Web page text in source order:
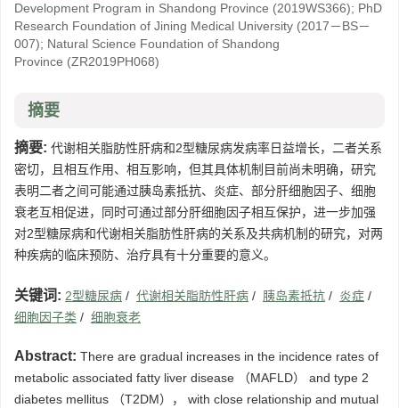
Development Program in Shandong Province (2019WS366); PhD
Research Foundation of Jining Medical University (2017－BS－
007); Natural Science Foundation of Shandong
Province (ZR2019PH068)
摘要
摘要: 代谢相关脂肪性肝病和2型糖尿病发病率日益增长，二者关系
密切，且相互作用、相互影响，但其具体机制目前尚未明确，研究
表明二者之间可能通过胰岛素抵抗、炎症、部分肝细胞因子、细胞
衰老互相促进，同时可通过部分肝细胞因子相互保护，进一步加强
对2型糖尿病和代谢相关脂肪性肝病的关系及共病机制的研究，对两
种疾病的临床预防、治疗具有十分重要的意义。
关键词: 2型糖尿病 / 代谢相关脂肪性肝病 / 胰岛素抵抗 / 炎症 /
细胞因子类 / 细胞衰老
Abstract: There are gradual increases in the incidence rates of
metabolic associated fatty liver disease （MAFLD） and type 2
diabetes mellitus （T2DM）， with close relationship and mutual